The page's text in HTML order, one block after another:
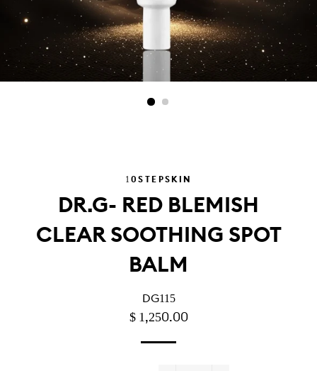
10STEPSKIN
DR.G- RED BLEMISH
CLEAR SOOTHING SPOT
BALM
DG115
PRECIO
PRECIO
$ 1,250.00